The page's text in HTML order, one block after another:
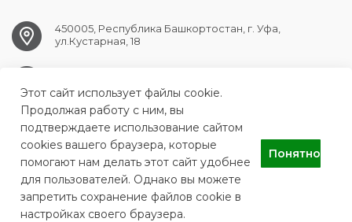
450005, Республика Башкортостан, г. Уфа,
ул.Кустарная, 18
ГБУЗ Республиканский центр по профилактике и борьбе со
СПИДом и инфекционными заболеваниями
Этот сайт использует файлы cookie.
Продолжая работу с ним, вы
подтверждаете использование сайтом
cookies вашего браузера, которые
помогают нам делать этот сайт удобнее
для пользователей. Однако вы можете
запретить сохранение файлов cookie в
настройках своего браузера.
Понятно